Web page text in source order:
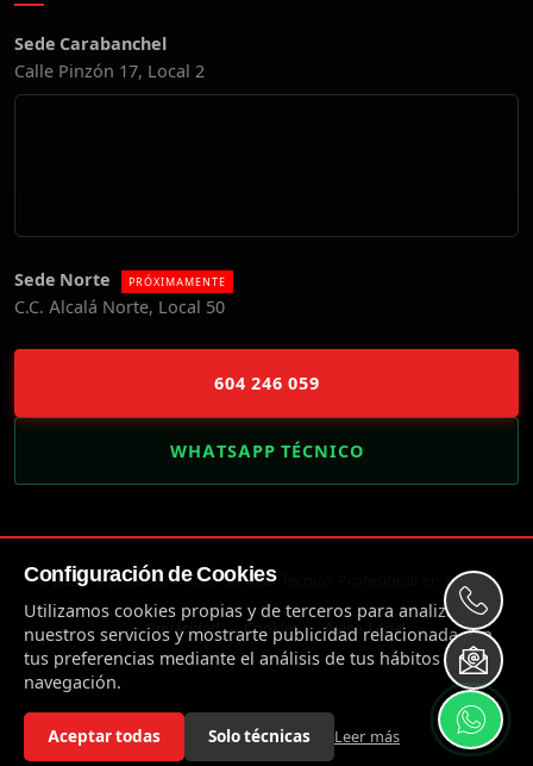
Sede Carabanchel
Calle Pinzón 17, Local 2
Sede Norte PRÓXIMAMENTE
C.C. Alcalá Norte, Local 50
604 246 059
WHATSAPP TÉCNICO
© 2026 Reparando Ando. Servicio Técnico Profesional en Madrid.
Privacidad Cookies Aviso Legal
Configuración de Cookies
Utilizamos cookies propias y de terceros para analizar
nuestros servicios y mostrarte publicidad relacionada con
tus preferencias mediante el análisis de tus hábitos de
navegación.
Aceptar todas Solo técnicas Leer más